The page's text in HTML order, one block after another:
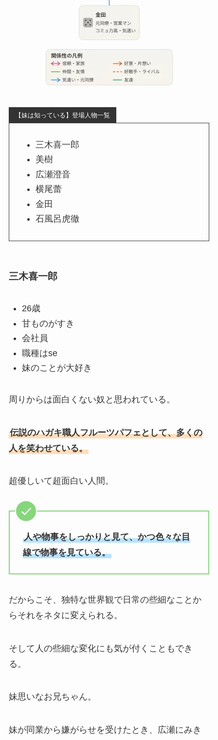
【妹は知っている】登場人物一覧
三木喜一郎
美樹
広瀬澄音
横尾蕾
金田
石風呂虎徹
三木喜一郎
26歳
甘ものがすき
会社員
職種はse
妹のことが大好き
周りからは面白くない奴と思われている。
伝説のハガキ職人フルーツパフェとして、多くの
人を笑わせている。
超優しいて超面白い人間。
人や物事をしっかりと見て、かつ色々な目
線で物事を見ている。
だからこそ、独特な世界観で日常の些細なことか
らそれをネタに変えられる。
そして人の些細な変化にも気が付くこともでき
る。
妹思いなお兄ちゃん。
妹が同業から嫌がらせを受けたとき、広瀬にみき